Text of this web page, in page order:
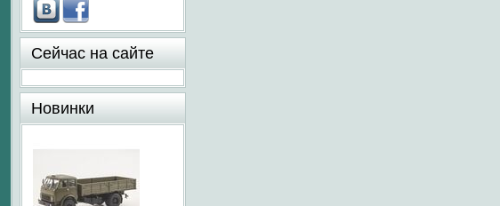
Сейчас на сайте
Новинки